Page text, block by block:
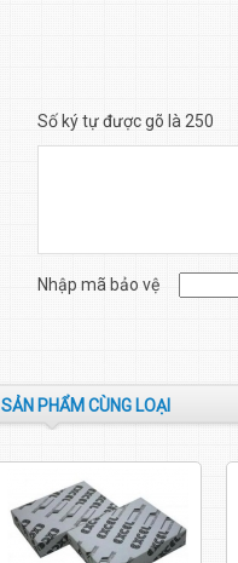
Số ký tự được gõ là 250
Nhập mã bảo vệ
SẢN PHẨM CÙNG LOẠI